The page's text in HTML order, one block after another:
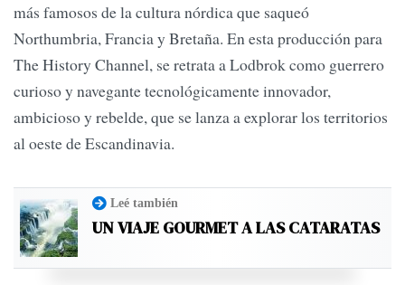
más famosos de la cultura nórdica que saqueó
Northumbria, Francia y Bretaña. En esta producción para
The History Channel, se retrata a Lodbrok como guerrero
curioso y navegante tecnológicamente innovador,
ambicioso y rebelde, que se lanza a explorar los territorios
al oeste de Escandinavia.
Leé también
UN VIAJE GOURMET A LAS CATARATAS